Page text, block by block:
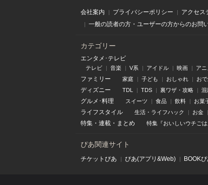
会社案内 プライバシーポリシー アクセス
一般の読者の方・ユーザーの方からのお問
カテゴリー
エンタメ･テレビ
テレビ 音楽 V系 アイドル 映画 アニ
ファミリー 家庭 子ども おしゃれ お
ディズニー TDL TDS 裏ワザ・攻略 混
グルメ･料理 スイーツ 食品 飲料 お菓
ライフスタイル 生活・ライフハック お金
特集 ・ 連載 ・ まとめ 特集『おいしいウチごは
ぴあ関連サイト
チケットぴあ ぴあ(アプリ&Web) BOOKぴ